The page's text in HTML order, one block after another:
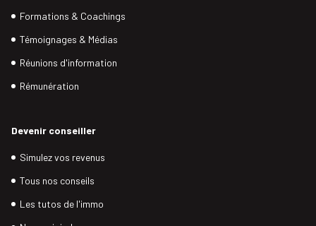
Formations & Coachings
Témoignages & Médias
Réunions d'information
Rémunération
Devenir conseiller
Simulez vos revenus
Tous nos conseils
Les tutos de l'immo